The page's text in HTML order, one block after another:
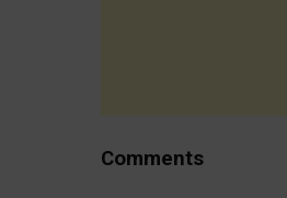
Comments